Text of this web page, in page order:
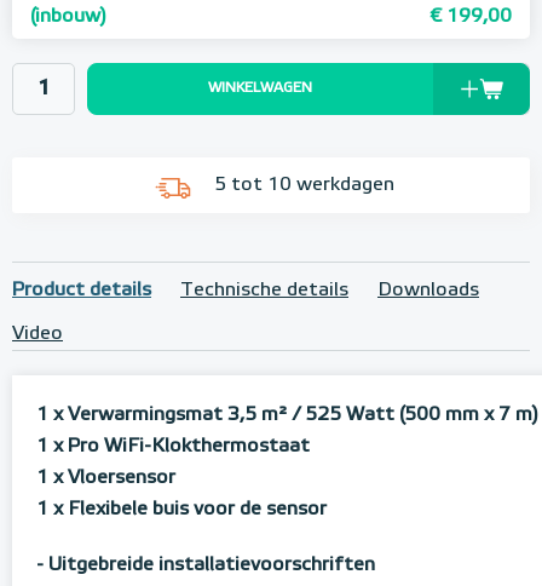
(inbouw)
€ 199,00
WINKELWAGEN
5 tot 10 werkdagen
Product details Technische details Downloads
Video
1 x Verwarmingsmat 3,5 m² / 525 Watt (500 mm x 7 m)
1 x Pro WiFi-Klokthermostaat
1 x Vloersensor
1 x Flexibele buis voor de sensor
- Uitgebreide installatievoorschriften